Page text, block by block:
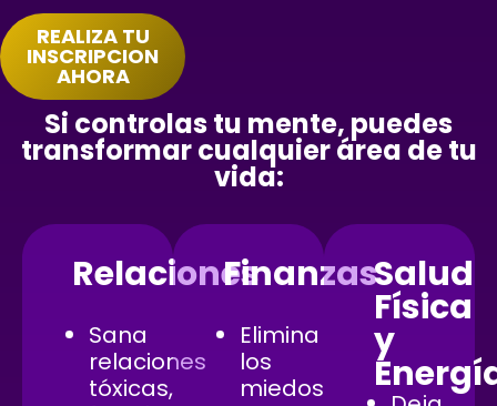
REALIZA TU
INSCRIPCION
AHORA
Si controlas tu mente, puedes
transformar cualquier área de tu
vida:
Relaciones
Sana
relaciones
tóxicas,
Finanzas
Elimina
los
miedos
Salud
Física
y